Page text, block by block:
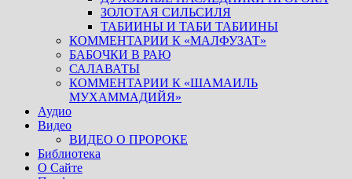
ЗОЛОТАЯ СИЛЬСИЛЯ
ТАБИИНЫ И ТАБИ ТАБИИНЫ
КОММЕНТАРИИ К «МАЛФУЗАТ»
БАБОЧКИ В РАЮ
САЛАВАТЫ
КОММЕНТАРИИ К «ШАМАИЛЬ
МУХАММАДИЙЯ»
Аудио
Видео
ВИДЕО О ПРОРОКЕ
Библиотека
О Сайте